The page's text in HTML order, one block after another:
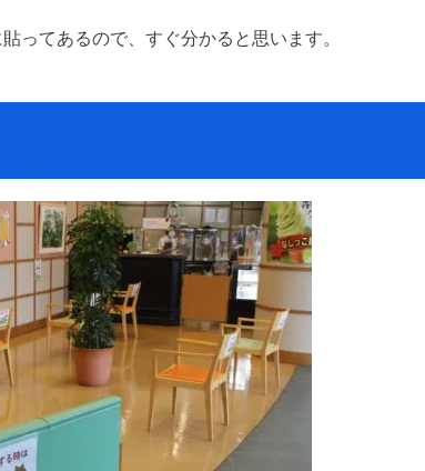
ってあるので、すぐ分かると思います。